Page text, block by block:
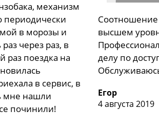
механизм
периодически
в морозы и
через раз, в
раз поездка на
в сервис, в
мне нашли
починили!
Соотношение
высшем
делу по
Егор
4 августа 2019